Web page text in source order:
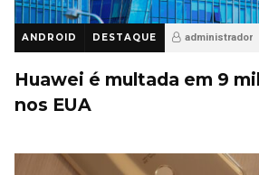
ANDROID DESTAQUE administrador
Huawei é multada em 9
nos EUA